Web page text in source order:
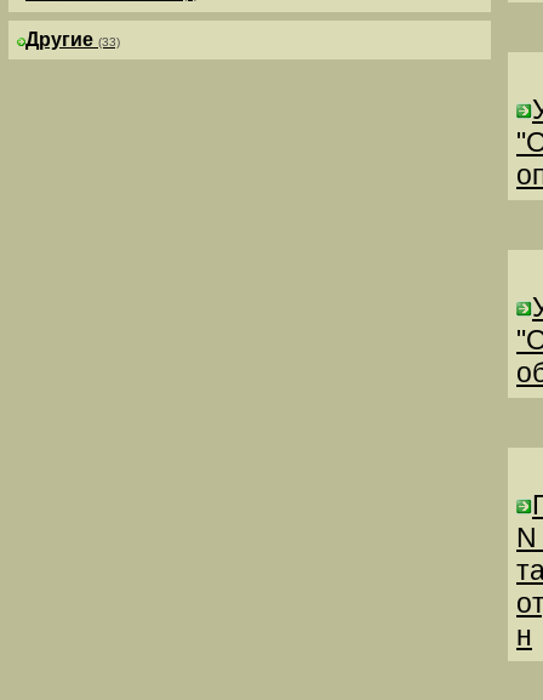
Другие (33)
н